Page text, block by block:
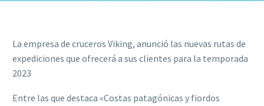
La empresa de cruceros Viking, anunció las nuevas rutas de
expediciones que ofrecerá a sus clientes para la temporada
2023
Entre las que destaca «Costas patagónicas y fiordos